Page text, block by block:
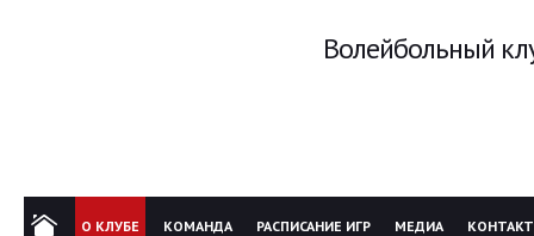
Волейбольный
О КЛУБЕ КОМАНДА РАСПИСАНИЕ ИГР МЕДИА